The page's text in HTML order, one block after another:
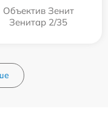
Объектив Зенит
Зенитар 2/35